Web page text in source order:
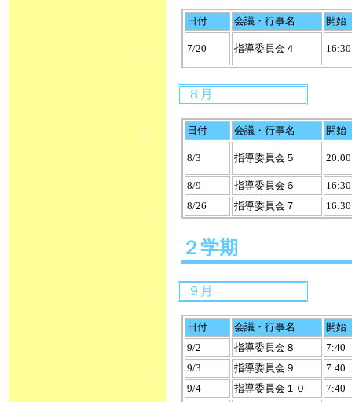
日付 会議・行事名 開始
7/20 指導委員会４ 16:30
８月
日付 会議・行事名 開始
8/3 指導委員会５ 20:00
8/9 指導委員会６
16:30
8/26
指導委員会７ 16:30
２学期
９月
日付 会議・行事名
開始
9/2
指導委員会８
7:40
9/3
指導委員会９
7:40
9/4
指導委員会１０
7:40